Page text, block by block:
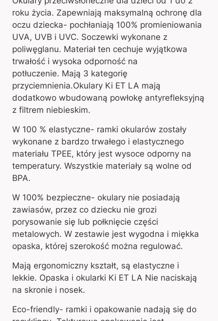
roku życia. Zapewniają maksymalną ochronę dla
oczu dziecka- pochłaniają 100% promieniowania
UVA, UVB i UVC. Soczewki wykonane z
poliwęglanu. Materiał ten cechuje wyjątkowa
trwałość i wysoka odporność na
potłuczenie. Mają 3 kategorię
przyciemnienia.Okulary Ki ET LA mają
dodatkowo wbudowaną powłokę antyrefleksyjną
z filtrem niebieskim.
W 100 % elastyczne- ramki okularów zostały
wykonane z bardzo trwałego i elastycznego
materiału TPEE, który jest wysoce odporny na
temperatury. Wszystkie materiały są wolne od
BPA.
W 100% bezpieczne- okulary nie posiadają
zawiasów, przez co dziecku nie grozi
porysowanie się lub połknięcie części
metalowych. W zestawie jest wygodna i miękka
opaska, której szerokość można regulować.
Mają ergonomiczny kształt, są elastyczne i
lekkie. Opaska i okularki Ki ET LA Nie naciskają
na skronie i nosek.
Eco-friendly- ramki i opakowanie nadają się do